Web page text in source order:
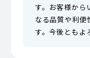
す。お客様から
なる品質や利便
す。今後ともよ